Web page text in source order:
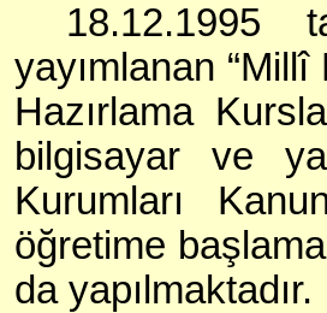
18.12.1995
yayımlanan
Hazırlama
bilgisayar ve
Kurumları
öğretime
da yapılmaktadır.